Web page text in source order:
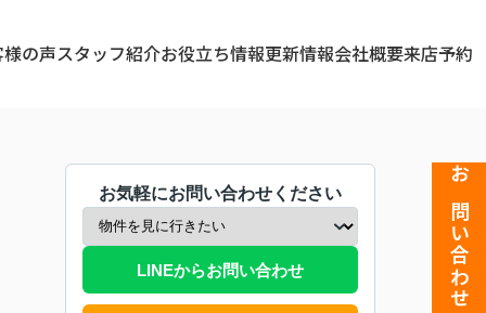
の声スタッフ紹介お役立ち情報更新情報会社概要来店予約
お問い合わせ
お気軽にお問い合わせください
LINEからお問い合わせ